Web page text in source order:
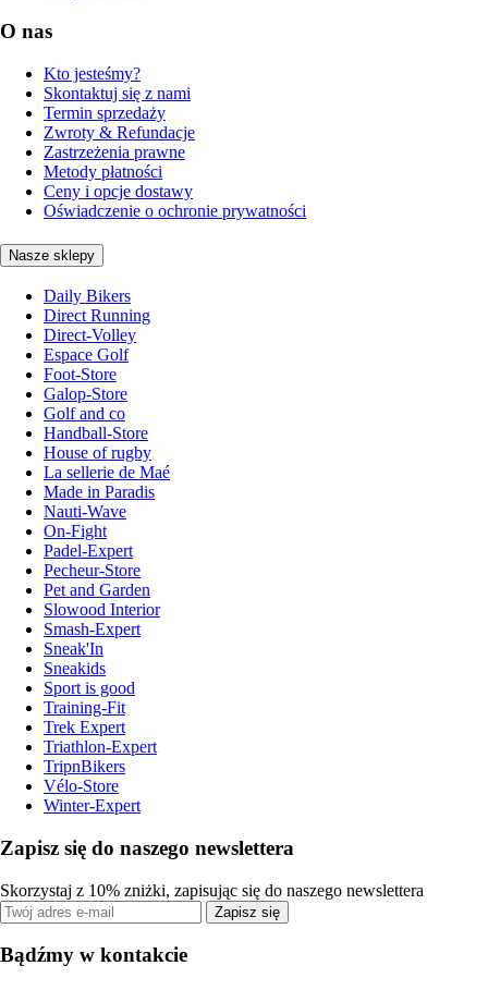
O nas
Kto jesteśmy?
Skontaktuj się z nami
Termin sprzedaży
Zwroty & Refundacje
Zastrzeżenia prawne
Metody płatności
Ceny i opcje dostawy
Oświadczenie o ochronie prywatności
Nasze sklepy
Daily Bikers
Direct Running
Direct-Volley
Espace Golf
Foot-Store
Galop-Store
Golf and co
Handball-Store
House of rugby
La sellerie de Maé
Made in Paradis
Nauti-Wave
On-Fight
Padel-Expert
Pecheur-Store
Pet and Garden
Slowood Interior
Smash-Expert
Sneak'In
Sneakids
Sport is good
Training-Fit
Trek Expert
Triathlon-Expert
TripnBikers
Vélo-Store
Winter-Expert
Zapisz się do naszego newslettera
Skorzystaj z 10% zniżki, zapisując się do naszego newslettera
Zapisz się
Bądźmy w kontakcie